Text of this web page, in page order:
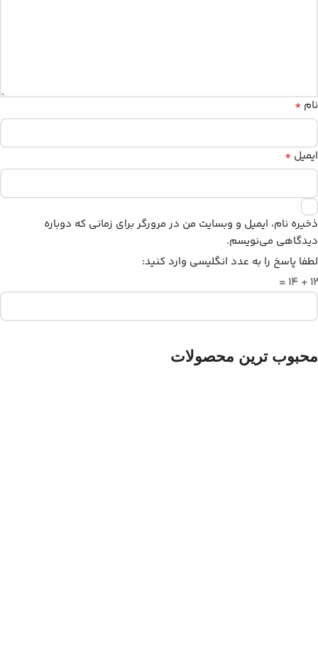
نام *
ایمیل *
ذخیره نام، ایمیل و وبسایت من در مرورگر برای زمانی که دوباره
دیدگاهی می‌نویسم.
لطفا پاسخ را به عدد انگلیسی وارد کنید:
12 + 14 =
محبوب ترین محصولات